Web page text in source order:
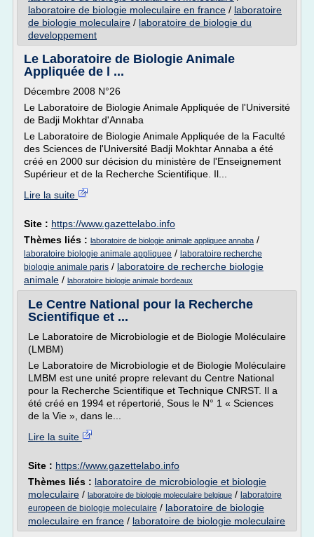
laboratoire de biologie moleculaire en france / laboratoire
de biologie moleculaire / laboratoire de biologie du
developpement
Le Laboratoire de Biologie Animale
Appliquée de l ...
Décembre 2008 N°26
Le Laboratoire de Biologie Animale Appliquée de l'Université
de Badji Mokhtar d'Annaba
Le Laboratoire de Biologie Animale Appliquée de la Faculté
des Sciences de l'Université Badji Mokhtar Annaba a été
créé en 2000 sur décision du ministère de l'Enseignement
Supérieur et de la Recherche Scientifique. Il...
Lire la suite
Site : https://www.gazettelabo.info
Thèmes liés : laboratoire de biologie animale appliquee annaba /
laboratoire biologie animale appliquee / laboratoire recherche
biologie animale paris / laboratoire de recherche biologie
animale / laboratoire biologie animale bordeaux
Le Centre National pour la Recherche
Scientifique et ...
Le Laboratoire de Microbiologie et de Biologie Moléculaire
(LMBM)
Le Laboratoire de Microbiologie et de Biologie Moléculaire
LMBM est une unité propre relevant du Centre National
pour la Recherche Scientifique et Technique CNRST. Il a
été créé en 1994 et répertorié, Sous le N° 1 « Sciences
de la Vie », dans le...
Lire la suite
Site : https://www.gazettelabo.info
Thèmes liés : laboratoire de microbiologie et biologie
moleculaire / laboratoire de biologie moleculaire belgique / laboratoire
europeen de biologie moleculaire / laboratoire de biologie
moleculaire en france / laboratoire de biologie moleculaire